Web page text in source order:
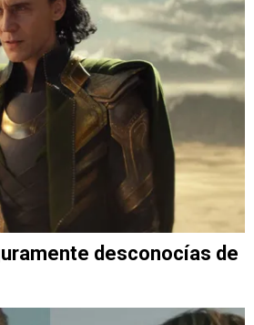
desconocías de